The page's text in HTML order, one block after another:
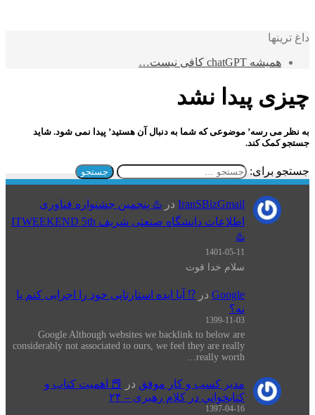
داغ ترینها
همیشه chatGPT کافی نیست…
چیزی پیدا نشد
به نظر می رسه’ موضوعی که شما به دنبال آن هستید’ پیدا نمی شود. شاید
جستجو کمک کند.
جستجو برای:
IranSBizGmail در ♨️ پنجمین جشنواره فناوری
اطلاعات دانشگاه صنعتی شریف ITWEEKEND 5th
♨️
1401-05-11
سلام خدا قوت
Google در ⁉️ آیا ایده استارتاپی خود را اجرایی کنم یا
نه؟
1399-11-03
Google Although websites we backlink to below are
considerably not associated to ours, we feel they are really
really worth…
مدیر کسب و کار موفق در
📕 اهميت كتاب و
كتابخواني در كلام رهبری – ۲۴
1397-04-16